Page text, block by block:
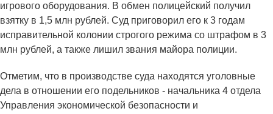
игрового оборудования. В обмен полицейский получил
взятку в 1,5 млн рублей. Суд приговорил его к 3 годам
исправительной колонии строгого режима со штрафом в 3
млн рублей, а также лишил звания майора полиции.
Отметим, что в производстве суда находятся уголовные
дела в отношении его подельников - начальника 4 отдела
Управления экономической безопасности и